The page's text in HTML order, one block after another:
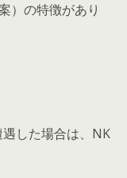
）の特徴があり
遇した場合は、NK